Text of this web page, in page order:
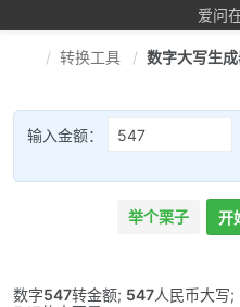
爱问
转换工具 数字大写生
输入金额：
举个栗子 开
数字547转金额; 547人民币大写;